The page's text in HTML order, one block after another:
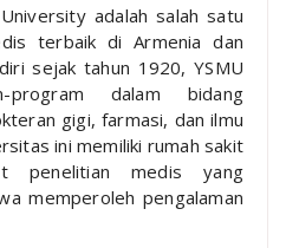
adalah salah satu
terbaik di Armenia dan
sejak tahun 1920, YSMU
program dalam bidang
gigi, farmasi, dan ilmu
ini memiliki rumah sakit
penelitian medis yang
memperoleh pengalaman